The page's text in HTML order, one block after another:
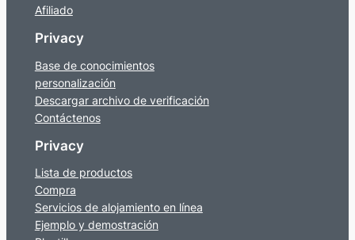
Afiliado
Privacy
Base de conocimientos
personalización
Descargar archivo de verificación
Contáctenos
Privacy
Lista de productos
Compra
Servicios de alojamiento en línea
Ejemplo y demostración